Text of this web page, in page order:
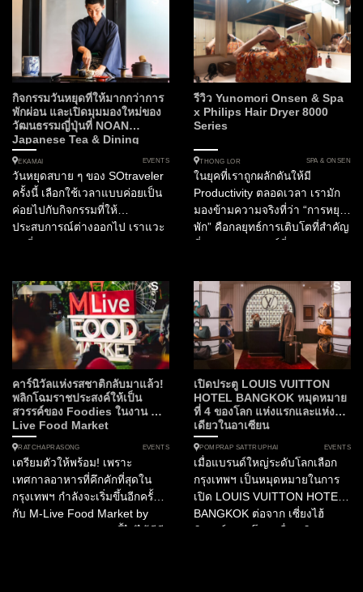
Experiential Dining ที่เป็นการ
ผสานศาสตร์แห่งการสร้างสรรค์
เมนูอาหารเข้ากับเทคโนโลยี
3D...
กิจกรรมวันหยุดที่ให้มากกว่าการ
พักผ่อน และเปิดมุมมองใหม่ของ
วัฒนธรรมญี่ปุ่นที่ NOAN
Japanese Tea & Dining
EKAMAI EVENTS
วันหยุดสบาย ๆ ของ SOtraveler
ครั้งนี้ เลือกใช้เวลาแบบค่อยเป็น
ค่อยไปกับกิจกรรมที่ให้
ประสบการณ์ต่างออกไป เราแวะ
WABISABI...
รีวิว Yunomori Onsen & Spa
x Philips Hair Dryer 8000
Series
THONG LOR SPA & ONSEN
ในยุคที่เราถูกผลักดันให้มี
Productivity ตลอดเวลา เรามัก
มองข้ามความจริงที่ว่า “การหยุด
พัก” คือกลยุทธ์การเติบโตที่สำคัญ
Dryer...
คาร์นิวัลแห่งรสชาติกลับมาแล้ว!
พลิกโฉมราชประสงค์ให้เป็น
สวรรค์ของ Foodies ในงาน M-
Live Food Market
RATCHAPRASONG EVENTS
เตรียมตัวให้พร้อม! เพราะ
เทศกาลอาหารที่คึกคักที่สุดใน
กรุงเทพฯ กำลังจะเริ่มขึ้นอีกครั้ง
กับ M-Live Food Market by
เปิดประตู LOUIS VUITTON
HOTEL BANGKOK หมุดหมาย
ที่ 4 ของโลก แห่งแรกและแห่ง
เดียวในอาเซียน
POMPRAP SATTRUPHAI EVENTS
เมื่อแบรนด์ใหญ่ระดับโลกเลือก
กรุงเทพฯ เป็นหมุดหมายในการ
เปิด LOUIS VUITTON HOTEL
BANGKOK ต่อจาก เซี่ยงไฮ้